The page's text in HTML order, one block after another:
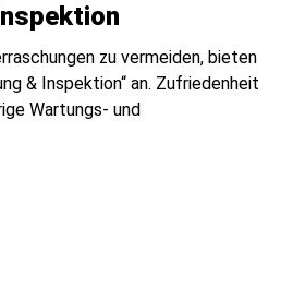
zu vermeiden, bieten
& Inspektion“ an. Zufriedenheit
Wartungs- und